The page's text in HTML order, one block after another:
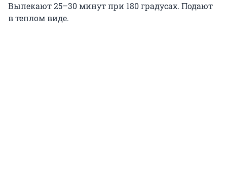
Выпекают 25–30 минут при 180 градусах. Подают
в теплом виде.